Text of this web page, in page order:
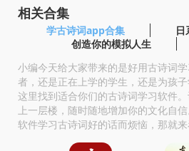
相关合集
学古诗词app合集
日
创造你的模拟人生
小编今天给大家带来的是好用古诗词
者，还是正在上学的学生，还是为孩
这里找到适合你们的古诗词学习软件
上一层楼，随时随地增加你的文化自
软件学习古诗词好的话而烦恼，那就